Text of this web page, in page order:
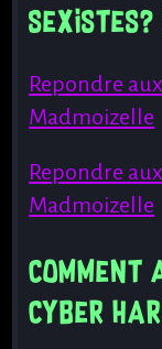
sexistes?
Repondre
Madmoizelle
Repondre
Madmoizelle
Comment
Cyber